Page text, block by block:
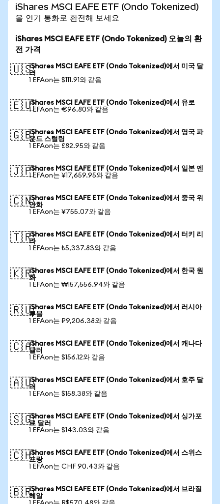
iShares MSCI EAFE ETF (Ondo Tokenized)
을 인기 통화로 환전해 보세요
iShares MSCI EAFE ETF (Ondo Tokenized) 오늘의 환
전 가격
🇺🇸iShares MSCI EAFE ETF (Ondo Tokenized)에서 미국 달
러
1 EFAon는 $111.91와 같음
🇪🇺iShares MSCI EAFE ETF (Ondo Tokenized)에서 유로
1 EFAon는 €96.80와 같음
🇬🇧iShares MSCI EAFE ETF (Ondo Tokenized)에서 영국 파
운드 스털링
1 EFAon는 £82.95와 같음
🇯🇵iShares MSCI EAFE ETF (Ondo Tokenized)에서 일본 엔
1 EFAon는 ¥17,659.95와 같음
🇨🇳iShares MSCI EAFE ETF (Ondo Tokenized)에서 중국 위
안화
1 EFAon는 ¥755.07와 같음
🇹🇷iShares MSCI EAFE ETF (Ondo Tokenized)에서 터키 리
라
1 EFAon는 ₺5,337.83와 같음
🇰🇷iShares MSCI EAFE ETF (Ondo Tokenized)에서 한국 원
화
1 EFAon는 ₩157,556.94와 같음
🇷🇺iShares MSCI EAFE ETF (Ondo Tokenized)에서 러시아
루블
1 EFAon는 ₽9,206.38와 같음
🇨🇦iShares MSCI EAFE ETF (Ondo Tokenized)에서 캐나다
달러
1 EFAon는 $156.12와 같음
🇦🇺iShares MSCI EAFE ETF (Ondo Tokenized)에서 호주 달
러
1 EFAon는 $158.38와 같음
🇸🇬iShares MSCI EAFE ETF (Ondo Tokenized)에서 싱가포
르 달러
1 EFAon는 $143.03와 같음
🇨🇭iShares MSCI EAFE ETF (Ondo Tokenized)에서 스위스
프랑
1 EFAon는 CHF 90.43와 같음
🇧🇷iShares MSCI EAFE ETF (Ondo Tokenized)에서 브라질
헤알